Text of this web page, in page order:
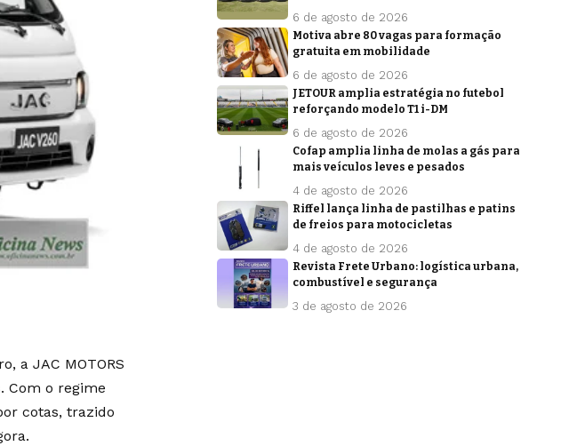
a JAC MOTORS
Com o regime
cotas, trazido
6 de agosto de 2026
Motiva abre 80 vagas para formação
gratuita em mobilidade
6 de agosto de 2026
JETOUR amplia estratégia no futebol
reforçando modelo T1 i-DM
6 de agosto de 2026
Cofap amplia linha de molas a gás para
mais veículos leves e pesados
4 de agosto de 2026
Riffel lança linha de pastilhas e patins
de freios para motocicletas
4 de agosto de 2026
Revista Frete Urbano: logística urbana,
combustível e segurança
3 de agosto de 2026